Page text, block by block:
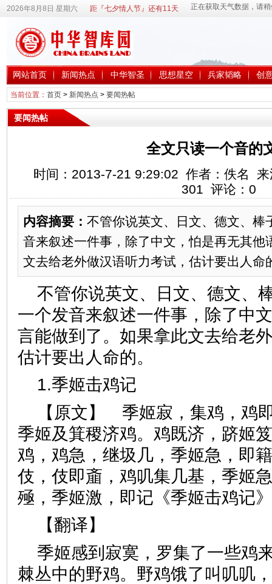
2026年8月8日 星期六 距『七夕情人节』还有11天
网站首页 新闻热点 中华智圣 思想星空 兵家韬略 创
当前位置： 首页> 新闻热点 > 要闻热帖
要闻热帖
全文只读一个音的
时间：2013-7-21 9:29:02 作者：佚名
301 评论： 0
内容摘要： 不管你说英文、日文、德文、棒
音来叙述一件事，除了中文，怕是再无其他
文去给老外做汉语听力考试，估计要出人命
不管你说英文、日文、德文、
一个发音来叙述一件事，除了中
言能做到了。如果拿此文去给老
估计要出人命的。
1.季姬击鸡记
【原文】 季姬寂，集鸡，鸡
季姬及箕稷济鸡。鸡既济，跻姬
鸡，鸡急，继圾几，季姬急，即
伎，伎即齑，鸡叽集几基，季姬
殛，季姬激，即记《季姬击鸡记
【翻译】
季姬感到寂寞，罗集了一些鸡
棘丛中的野鸡。野鸡饿了叫叽叽